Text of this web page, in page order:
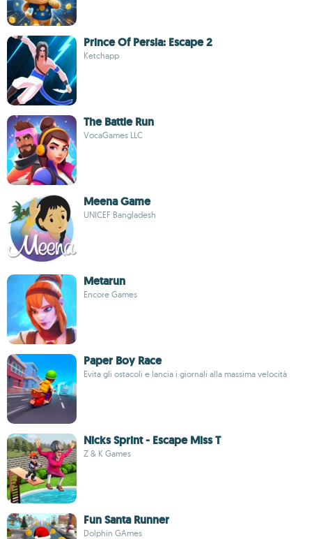
Prince Of Persia: Escape 2
Ketchapp
The Battle Run
VocaGames LLC
Meena Game
UNICEF Bangladesh
Metarun
Encore Games
Paper Boy Race
Evita gli ostacoli e lancia i giornali alla massima velocità
Nicks Sprint - Escape Miss T
Z & K Games
Fun Santa Runner
Dolphin GAmes